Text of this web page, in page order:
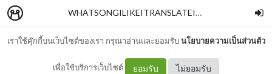
เราใช้คุ๊กกี้บนเว็บไซต์ของเรา กรุณาอ่านและยอมรับนโยบายความเป็นส่วนตัว
เพื่อใช้บริการเว็บไซต์ ยอมรับ ไม่ยอมรับ
WHATSONGILIKEITRANSLATEIT